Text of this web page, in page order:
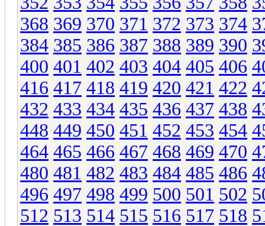
368 369 370 371 372 373 374
384 385 386 387 388 389 390
400 401 402 403 404 405 406
416 417 418 419 420 421 422
432 433 434 435 436 437 438
448 449 450 451 452 453 454
464 465 466 467 468 469 470
480 481 482 483 484 485 486
496 497 498 499 500 501 502
512 513 514 515 516 517 518